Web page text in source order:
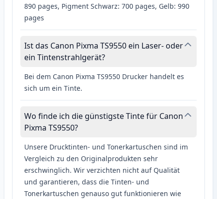
890 pages, Pigment Schwarz: 700 pages, Gelb: 990
pages
Ist das Canon Pixma TS9550 ein Laser- oder
ein Tintenstrahlgerät?
Bei dem Canon Pixma TS9550 Drucker handelt es
sich um ein Tinte.
Wo finde ich die günstigste Tinte für Canon
Pixma TS9550?
Unsere Drucktinten- und Tonerkartuschen sind im
Vergleich zu den Originalprodukten sehr
erschwinglich. Wir verzichten nicht auf Qualität
und garantieren, dass die Tinten- und
Tonerkartuschen genauso gut funktionieren wie